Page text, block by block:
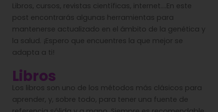
Libros, cursos, revistas científicas, internet….En este
post encontrarás algunas herramientas para
mantenerse actualizado en el ámbito de la genética y
la salud. ¡Espero que encuentres la que mejor se
adapta a ti!
Libros
Los libros son uno de los métodos más clásicos para
aprender, y, sobre todo, para tener una fuente de